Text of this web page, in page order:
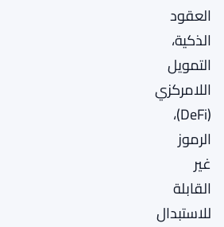
العقود
الذكية،
التمويل
اللامركزي
(DeFi)،
الرموز
غير
القابلة
للاستبدال